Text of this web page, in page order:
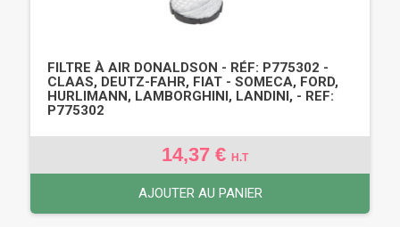
FILTRE À AIR DONALDSON - RÉF: P775302 -
CLAAS, DEUTZ-FAHR, FIAT - SOMECA, FORD,
HURLIMANN, LAMBORGHINI, LANDINI, - REF:
P775302
14,37 € H.T
AJOUTER AU PANIER